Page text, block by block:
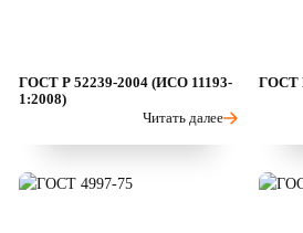
ГОСТ Р 52239-2004 (ИСО 11193-
1:2008)
Читать далее
ГОСТ